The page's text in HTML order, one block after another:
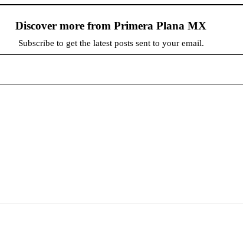
Discover more from Primera Plana MX
Subscribe to get the latest posts sent to your email.